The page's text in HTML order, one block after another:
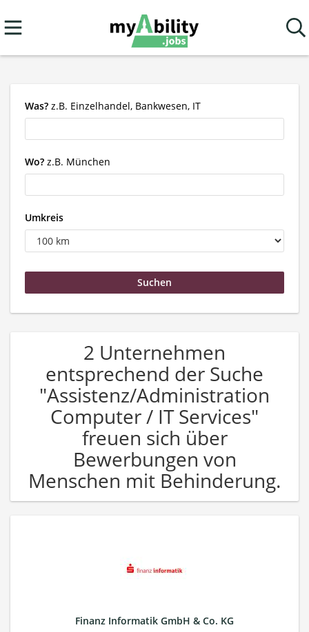
Was? z.B. Einzelhandel, Bankwesen, IT
Wo? z.B. München
Umkreis
2 Unternehmen
entsprechend der Suche
"Assistenz/Administration
Computer / IT Services"
freuen sich über
Bewerbungen von
Menschen mit Behinderung.
Finanz Informatik GmbH & Co. KG